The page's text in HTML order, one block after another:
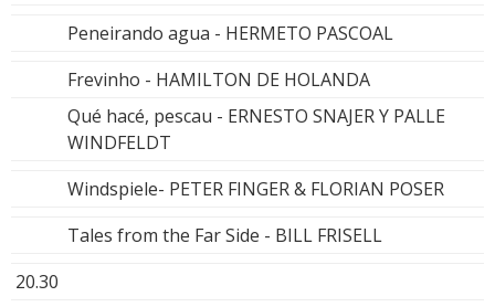
Peneirando agua - HERMETO PASCOAL
Frevinho - HAMILTON DE HOLANDA
Qué hacé, pescau - ERNESTO SNAJER Y PALLE
WINDFELDT
Windspiele- PETER FINGER & FLORIAN POSER
Tales from the Far Side - BILL FRISELL
20.30